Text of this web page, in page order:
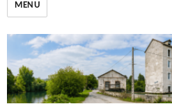
MENU